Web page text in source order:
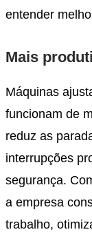
entender
Mais
Máquinas
funcionam de
reduz as
interrupções
segurança.
a empresa
trabalho,